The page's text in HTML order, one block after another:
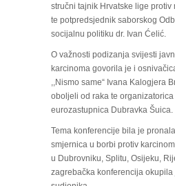
stručni tajnik Hrvatske lige protiv
te potpredsjednik saborskog
socijalnu politiku dr. Ivan Ćelić.
O važnosti podizanja svijesti
karcinoma govorila je i
,,Nismo same“ Ivana Kalogjera
oboljeli od raka te
eurozastupnica Dubravka Šuica.
Tema konferencije bila je
smjernica u borbi protiv
u Dubrovniku, Splitu, Osijeku,
zagrebačka konferencija okupila